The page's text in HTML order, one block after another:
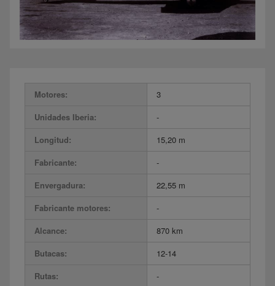
Motores:
3
Unidades Iberia:
-
Longitud:
15,20 m
Fabricante:
-
Envergadura:
22,55 m
Fabricante motores:
-
Alcance:
870 km
Butacas:
12-14
Rutas:
-